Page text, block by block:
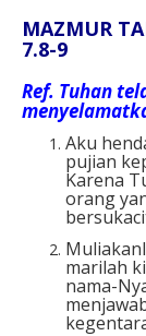
MAZMUR
7.8-9
Ref. Tuhan
Aku
pujian
Karena
orang
marilah
nama-